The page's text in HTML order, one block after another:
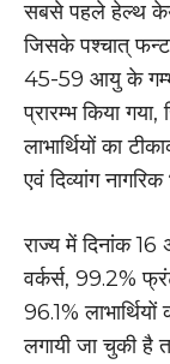
सबसे पहले हेल्थ
जिसके पश्चात्
45-59 आयु के
प्रारम्भ किया
लाभार्थियों का
एवं दिव्यांग
राज्य में दिनांक
वर्कर्स, 99.2%
96.1%
लगायी जा चुकी है